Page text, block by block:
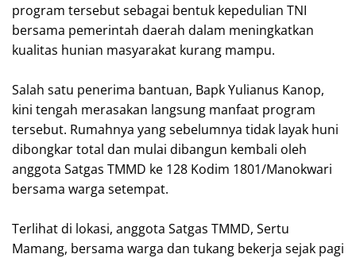
program tersebut sebagai bentuk kepedulian TNI
bersama pemerintah daerah dalam meningkatkan
kualitas hunian masyarakat kurang mampu.
‎Salah satu penerima bantuan, Bapk Yulianus Kanop,
kini tengah merasakan langsung manfaat program
tersebut. Rumahnya yang sebelumnya tidak layak huni
dibongkar total dan mulai dibangun kembali oleh
anggota Satgas TMMD ke 128 Kodim 1801/Manokwari
bersama warga setempat.
‎Terlihat di lokasi, anggota Satgas TMMD, Sertu
Mamang, bersama warga dan tukang bekerja sejak pagi